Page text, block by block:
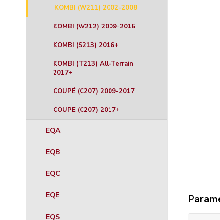
KOMBI (W211) 2002-2008
KOMBI (W212) 2009-2015
KOMBI (S213) 2016+
KOMBI (T213) All-Terrain
2017+
COUPÉ (C207) 2009-2017
COUPE (C207) 2017+
EQA
EQB
EQC
EQE
EQS